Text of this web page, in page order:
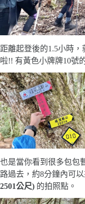
距離起登後的1.5小時，
啦!! 有黃色小牌牌10號
也是當你看到很多包包
路過去，約8分鐘內可
2501公尺) 的拍照點。